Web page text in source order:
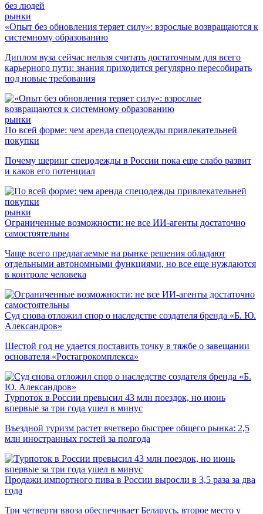
рынки
«Опыт без обновления теряет силу»: взрослые возвращаются к
системному образованию
Диплом вуза сейчас нельзя считать достаточным для всего
карьерного пути: знания приходится регулярно пересобирать
под новые требования
рынки
По всей форме: чем аренда спецодежды привлекательней
покупки
Почему шеринг спецодежды в России пока еще слабо развит
и каков его потенциал
рынки
Ограниченные возможности: не все ИИ-агенты достаточно
самостоятельны
Чаще всего предлагаемые на рынке решения обладают
отдельными автономными функциями, но все еще нуждаются
в контроле человека
Суд снова отложил спор о наследстве создателя бренда «Б. Ю.
Александров»
Шестой год не удается поставить точку в тяжбе о завещании
основателя «Ростагрокомплекса»
Турпоток в России превысил 43 млн поездок, но июнь
впервые за три года ушел в минус
Въездной туризм растет вчетверо быстрее общего рынка: 2,5
млн иностранных гостей за полгода
Продажи импортного пива в России выросли в 3,5 раза за два
года
Три четверти ввоза обеспечивает Беларусь, второе место у